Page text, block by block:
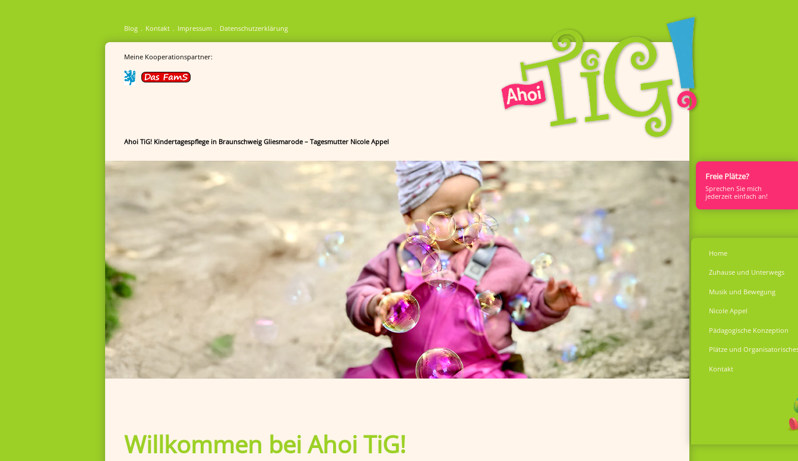
Freie Plätze?
Sprech­en Sie mich
jederzeit einfach an!
Blog Kontakt Impressum Datenschutzerklärung
Meine Kooperationspartner:
Ahoi TiG! Kindertagespflege in Braunschweig Gliesmarode – Tagesmutter Nicole Appel
Willkommen bei Ahoi TiG!
Home
Zuhause und Unterwegs
Musik und Bewegung
Nicole Appel
Pädagogische Konzeption
Plätze und
Kontakt